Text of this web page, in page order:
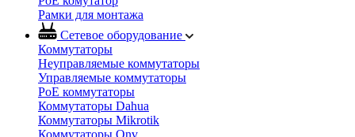
Рамки для монтажа
Сетевое оборудование
Коммутаторы
Неуправляемые коммутаторы
Управляемые коммутаторы
PoE коммутаторы
Коммутаторы Dahua
Коммутаторы Mikrotik
Коммутаторы Onv